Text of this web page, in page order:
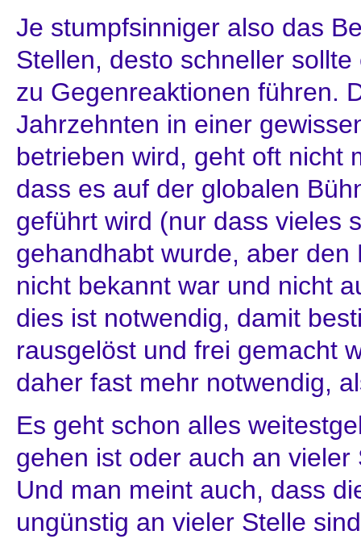
Je stumpfsinniger also das
Stellen, desto schneller
zu Gegenreaktionen führen.
Jahrzehnten in einer
betrieben wird, geht oft nicht
dass es auf der globalen
geführt wird (nur dass vieles
gehandhabt wurde, aber
nicht bekannt war und nicht
dies ist notwendig, damit
rausgelöst und frei gemacht
daher fast mehr notwendig,
Es geht schon alles
gehen ist oder auch an
Und man meint auch, dass
ungünstig an vieler Stelle